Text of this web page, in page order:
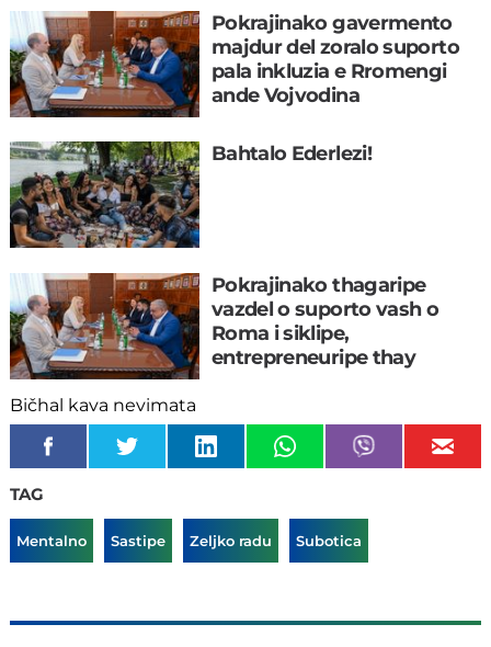
Pokrajinako gavermento
majdur del zoralo suporto
pala inkluzia e Rromengi
ande Vojvodina
Bahtalo Ederlezi!
Pokrajinako thagaripe
vazdel o suporto vash o
Roma i siklipe,
entrepreneuripe thay
Bičhal kava nevimata
TAG
Mentalno Sastipe Zeljko radu Subotica